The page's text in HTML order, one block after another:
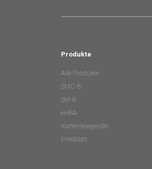
Produkte
Alle Produkte
SMC-B
SM-B
eHBA
Kartenlesegeräte
Preisblatt